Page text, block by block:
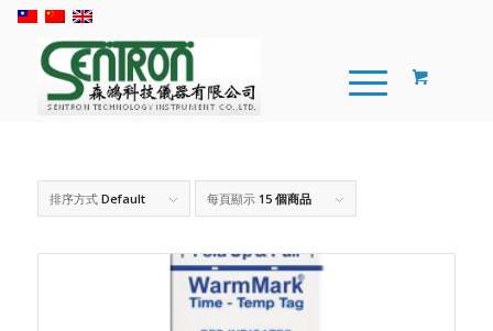
排序方式 Default 每頁顯示 15 個商品